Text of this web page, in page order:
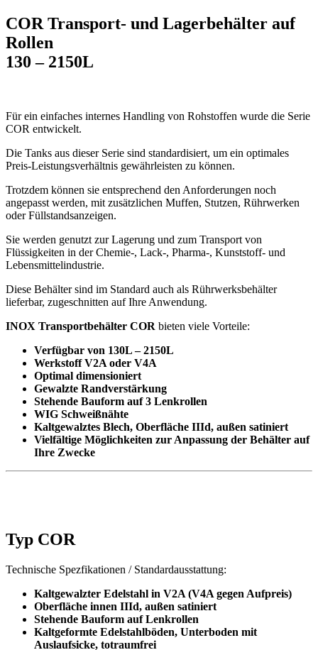
COR Transport- und Lagerbehälter auf
Rollen
130 – 2150L
Für ein einfaches internes Handling von Rohstoffen wurde die Serie
COR entwickelt.
Die Tanks aus dieser Serie sind standardisiert, um ein optimales
Preis-Leistungsverhältnis gewährleisten zu können.
Trotzdem können sie entsprechend den Anforderungen noch
angepasst werden, mit zusätzlichen Muffen, Stutzen, Rührwerken
oder Füllstandsanzeigen.
Sie werden genutzt zur Lagerung und zum Transport von
Flüssigkeiten in der Chemie-, Lack-, Pharma-, Kunststoff- und
Lebensmittelindustrie.
Diese Behälter sind im Standard auch als Rührwerksbehälter
lieferbar, zugeschnitten auf Ihre Anwendung.
INOX Transportbehälter COR bieten viele Vorteile:
Verfügbar von 130L – 2150L
Werkstoff V2A oder V4A
Optimal dimensioniert
Gewalzte Randverstärkung
Stehende Bauform auf 3 Lenkrollen
WIG Schweißnähte
Kaltgewalztes Blech, Oberfläche IIId, außen satiniert
Vielfältige Möglichkeiten zur Anpassung der Behälter auf
Ihre Zwecke
Typ COR
Technische Spezfikationen / Standardausstattung:
Kaltgewalzter Edelstahl in V2A (V4A gegen Aufpreis)
Oberfläche innen IIId, außen satiniert
Stehende Bauform auf Lenkrollen
Kaltgeformte Edelstahlböden, Unterboden mit
Auslaufsicke, totraumfrei